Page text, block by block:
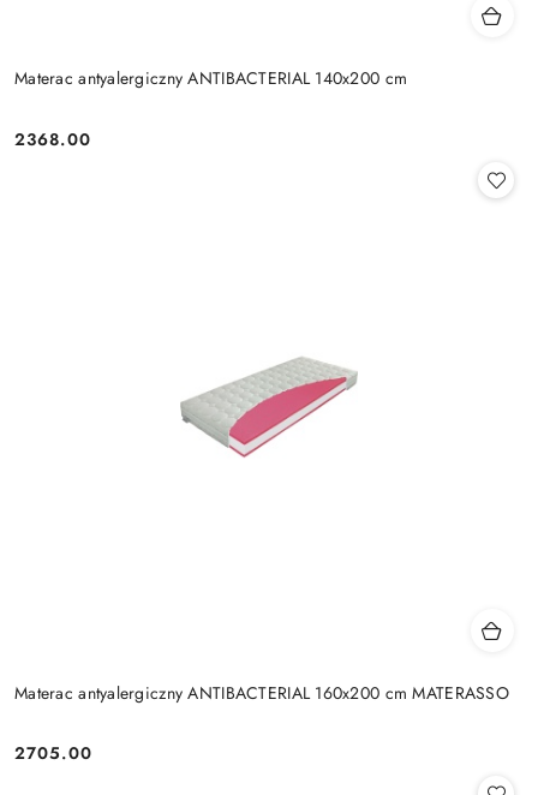
Materac antyalergiczny ANTIBACTERIAL 140x200 cm
Cena:
2368.00
Materac antyalergiczny ANTIBACTERIAL 160x200 cm MATERASSO
Cena:
2705.00